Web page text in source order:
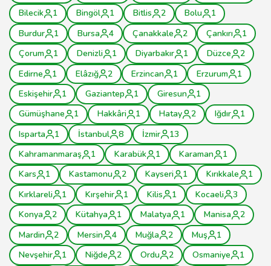
Bilecik 1 Bingöl 1 Bitlis 2 Bolu
1
Burdur
1 Bursa 4 Çanakkale 2 Çankırı
1
Çorum
1 Denizli 1 Diyarbakır 1 Düzce
2
Edirne
1 Elâzığ 2 Erzincan 1 Erzurum
1
Eskişehir
1 Gaziantep 1 Giresun
1
Gümüşhane
1 Hakkâri 1 Hatay 2 Iğdır
1
Isparta
1 İstanbul 8 İzmir
13
Kahramanmaraş
1 Karabük 1 Karaman
1
Kars
1 Kastamonu 2 Kayseri 1 Kırıkkale
1
Kırklareli
1 Kırşehir 1 Kilis 1 Kocaeli
3
Konya
2 Kütahya 1 Malatya 1 Manisa
2
Mardin
2 Mersin 4 Muğla 2 Muş
1
Nevşehir
1 Niğde 2 Ordu 2 Osmaniye
1